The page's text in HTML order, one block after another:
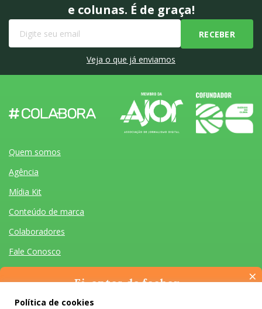
e colunas. É de graça!
Veja o que já enviamos
Quem somos
Agência
Mídia Kit
Conteúdo de marca
Colaboradores
Fale Conosco
Política de cookies
×
Ei, antes de fechar…
Pense na importância de manter-se informado(a). Quer ter